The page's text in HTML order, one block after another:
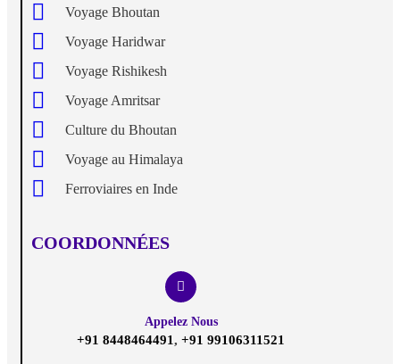
Voyage Bhoutan
Voyage Haridwar
Voyage Rishikesh
Voyage Amritsar
Culture du Bhoutan
Voyage au Himalaya
Ferroviaires en Inde
COORDONNÉES
Appelez Nous
+91 8448464491, +91 99106311521